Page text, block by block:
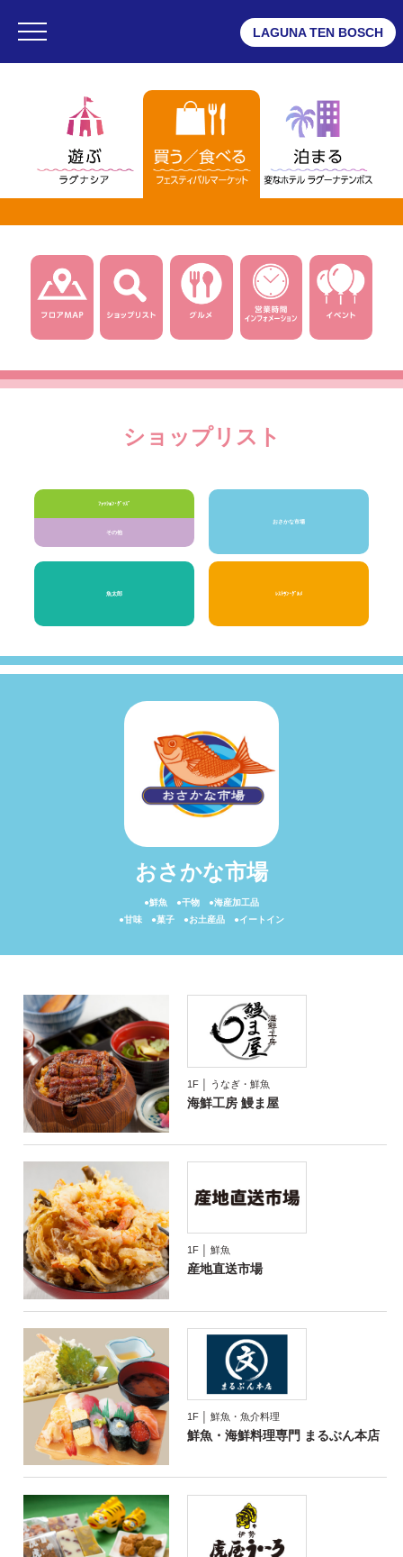
・フェスティバルマーケット
・変なホテル ラグーナテンボス
フェスティバルマーケット
・インフォメーション
・営業時間
・団体予約
LAGUNA TEN BOSCH
ショップリスト
ﾌｧｯｼｮﾝ･ｸﾞｯｽﾞ
その他
おさかな市場
魚太郎 ﾚｽﾄﾗﾝ･ｸﾞﾙﾒ
おさかな市場
●鮮魚 ●干物 ●海産加工品
●甘味 ●菓子 ●お土産品 ●イートイン
1F │ うなぎ・鮮魚
海鮮工房 鰻ま屋
1F │ 鮮魚
産地直送市場
1F │ 鮮魚・魚介料理
鮮魚・海鮮料理専門 まるぶん本店